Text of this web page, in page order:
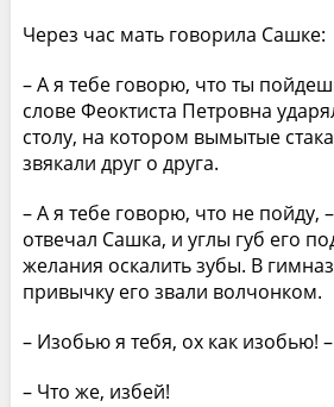
Через час мать говорила Сашке:
– А я тебе говорю, что ты
слове Феоктиста Петровна
столу, на котором вымытые
звякали друг о друга.
– А я тебе говорю, что не пойду,
отвечал Сашка, и углы губ его
желания оскалить зубы. В
привычку его звали волчонком.
– Изобью я тебя, ох как изобью!
– Что же, избей!